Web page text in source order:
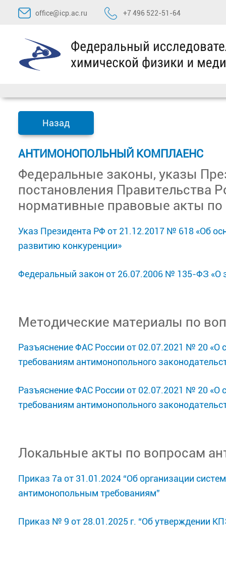
Перейти
содержимому
office@icp.ac.ru +7 496 522-51-64
Назад
АНТИМОНОПОЛЬНЫЙ КОМПЛАЕНС
Федеральные законы, указы
постановления Правительства
нормативные правовые акты по
Указ Президента РФ от 21.12.2017 № 618 «Об
развитию конкуренции»
Федеральный закон от 26.07.2006 № 135-ФЗ «О
Методические материалы по
Разъяснение ФАС России от 02.07.2021 № 20 «О
требованиям антимонопольного
Разъяснение ФАС России от 02.07.2021 № 20 «О
требованиям антимонопольного
Локальные акты по вопросам
Приказ 7а от 31.01.2024 “Об организации
антимонопольным требованиям”
Приказ № 9 от 28.01.2025 г. “Об утверждении